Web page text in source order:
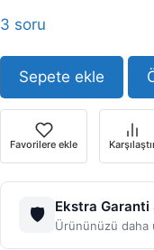
3 soru
Sepete ekle
Favorilere ekle
🛡️ Ekstra
Ürününüzü daha